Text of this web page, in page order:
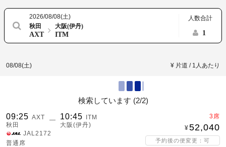
2026/08/08(土)
秋田
AXT
大阪(伊丹)
ITM
人数合計
1
08/08(土) ¥ 片道 / 1人あたり
検索しています (2/2)
09:25 AXT
秋田
― 10:45
ITM
大阪(伊丹)
JAL2172
普通席
3席
52,040
予約後の便変更：可